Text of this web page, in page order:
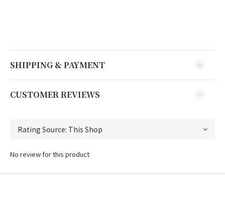
SHIPPING & PAYMENT
CUSTOMER REVIEWS
No review for this product